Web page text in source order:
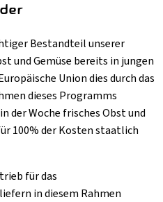
Bestandteil unserer
und Gemüse bereits in jungen
Union dies durch das
dieses Programms
der Woche frisches Obst und
100% der Kosten staatlich
für das
in diesem Rahmen